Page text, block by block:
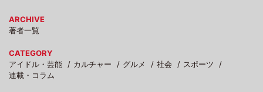
ARCHIVE
著者一覧
CATEGORY
アイドル・芸能
カルチャー グルメ 社会
スポーツ
連載・コラム